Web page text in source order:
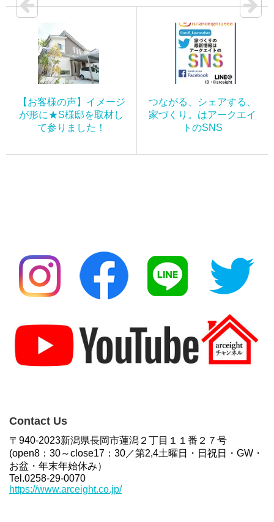
【お客様の声】イメージ
が形に★S様邸を取材し
て参りました！
つながる、シェアする、
家づくり。はアークエイ
トのSNS
Contact Us
〒940-2023新潟県長岡市蓮潟２丁目１１番２７号
(open8：30～close17：30／第2,4土曜日・日祝日・GW・
お盆・年末年始休み）
Tel.0258-29-0070
https://www.arceight.co.jp/